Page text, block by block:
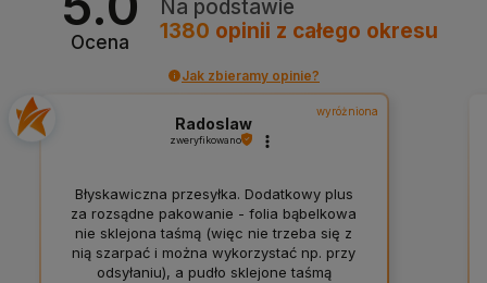
Ocena
Na podstawie
1380 opinii z całego okresu
Jak zbieramy opinie?
wyróżniona
Radoslaw
zweryfikowano
Błyskawiczna przesyłka. Dodatkowy plus
za rozsądne pakowanie - folia bąbelkowa
nie sklejona taśmą (więc nie trzeba się z
nią szarpać i można wykorzystać np. przy
odsyłaniu), a pudło sklejone taśmą